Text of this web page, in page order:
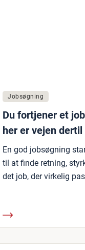
Jobsøgning
Du fortjener et
her er vejen dertil
En god jobsøgning
til at finde retning,
det job, der virkelig